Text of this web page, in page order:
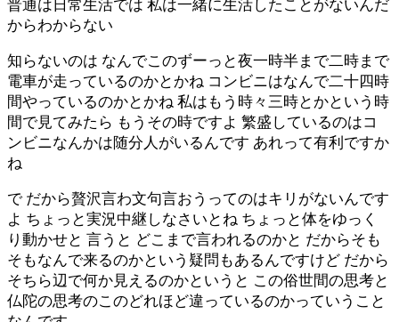
普通は日常生活では 私は一緒に生活したことがないんだ
からわからない
知らないのは なんでこのずーっと夜一時半まで二時まで
電車が走っているのかとかね コンビニはなんで二十四時
間やっているのかとかね 私はもう時々三時とかという時
間で見てみたら もうその時ですよ 繁盛しているのはコ
ンビニなんかは随分人がいるんです あれって有利ですか
ね
で だから贅沢言わ文句言おうってのはキリがないんです
よ ちょっと実況中継しなさいとね ちょっと体をゆっく
り動かせと 言うと どこまで言われるのかと だからそも
そもなんで来るのかという疑問もあるんですけど だから
そちら辺で何か見えるのかというと この俗世間の思考と
仏陀の思考のこのどれほど違っているのかっていうこと